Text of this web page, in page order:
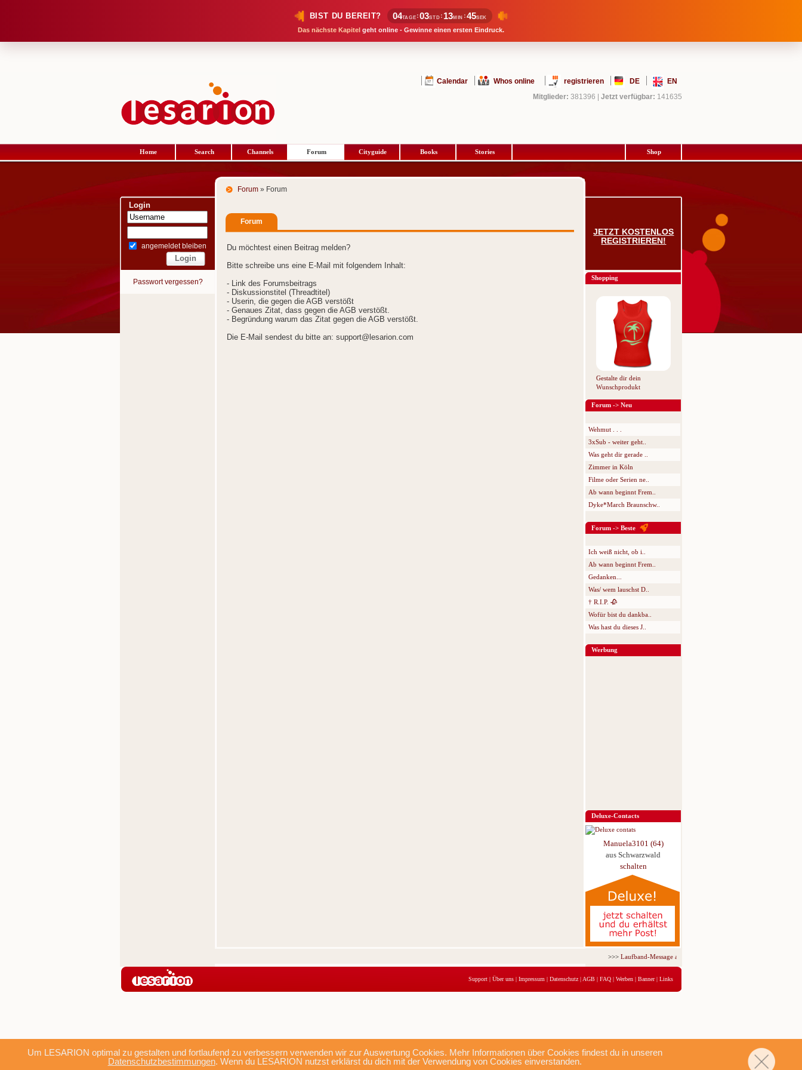
BIST DU BEREIT? 04TAGE :03STD : 13MIN :44SEK
Das nächste Kapitel geht online - Gewinne einen ersten Eindruck.
Um LESARION optimal zu gestalten und fortlaufend zu verbessern verwenden wir zur Auswertung Cookies. Mehr Informationen über Cookies findest du in unseren
Datenschutzbestimmungen. Wenn du LESARION nutzst erklärst du dich mit der Verwendung von Cookies einverstanden.
Calendar Whos online registrieren DE
EN
Mitglieder: 381396 Jetzt verfügbar: 141635
Home Search Channels Forum Cityguide Books Stories Shop
Login
angemeldet bleiben
Passwort vergessen?
Forum » Forum
Forum
Du möchtest einen Beitrag melden?
Bitte schreibe uns eine E-Mail mit folgendem Inhalt:
- Link des Forumsbeitrags
- Diskussionstitel (Threadtitel)
- Userin, die gegen die AGB verstößt
- Genaues Zitat, dass gegen die AGB verstößt.
- Begründung warum das Zitat gegen die AGB verstößt.
Die E-Mail sendest du bitte an: support@lesarion.com
JETZT KOSTENLOS
REGISTRIEREN!
Shopping
Gestalte dir dein
Wunschprodukt
Forum -> Neu
Wehmut . . .
3xSub - weiter geht..
Was geht dir gerade ..
Zimmer in Köln
Filme oder Serien ne..
Ab wann beginnt Frem..
Dyke*March Braunschw..
Forum -> Beste
Ich weiß nicht, ob i..
Ab wann beginnt Frem..
Gedanken...
Was/ wem lauschst D..
† R.I.P. 🥀
Wofür bist du dankba..
Was hast du dieses J..
Werbung
Deluxe-Contacts
Manuela3101 (64)
aus Schwarzwald
schalten
>>>Laufband-Message ab nur 5,95 € für 3 Tage!
Support | Über uns | Impressum | Datenschutz | AGB | FAQ | Werben | Banner| Links